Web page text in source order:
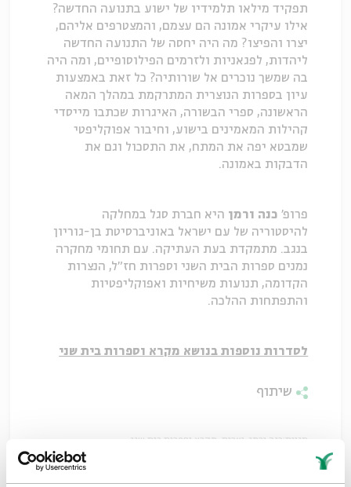
תפקיד מילאו תלמידיו של ישוע בתנועה החדשה?
אילו עיקרי אמונה הם עצמם, והמצטרפים אליהם,
יצרו והפיצו? מה היה יחסה של התנועה החדשה
ליהדות, לפגאניות ולזרמים הפילוסופיים, ומה היה
בה שמשך נוכרים אל שורותיה? כל זאת באמצעות
עיון בספרות הנוצרית המתרקמת במהלך המאה
הראשונה, ספרי הבשורה, האיגרות שכתבו מייסדי
קהילות המאמינים בישוע, וחיבור אפוקליפטי
שמבטא יפה את המתח, את התסכול וגם את
הדבקות באמונה.
פרופ' כנה ורמן היא חברת סגל במחלקה
להיסטוריה של עם ישראל באוניברסיטת בן-גוריון
בנגב. מתמקדת בעת העתיקה. עם תחומי מחקרה
נמנים ספרות הבית השני וספרות חז"ל, הנצרות
הקדומה, תנועות משיחיות ואפוקליפטיות
והתפתחות ההלכה.
לסדרות נוספות בנושא מקרא וספרות בית שני
שיתוף
תגיות:כנה ורמן נצרות מקרא וספרות בית שני